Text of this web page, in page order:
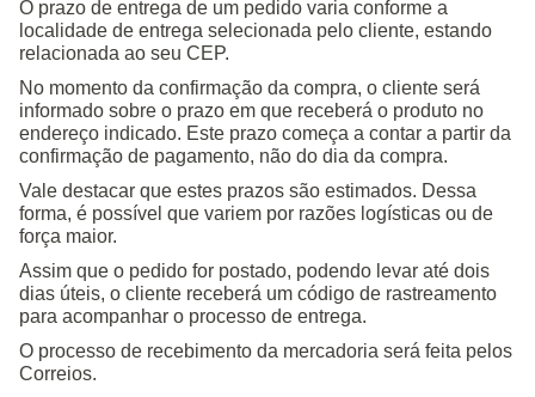
O prazo de entrega de um pedido varia conforme a
localidade de entrega selecionada pelo cliente, estando
relacionada ao seu CEP.
No momento da confirmação da compra, o cliente será
informado sobre o prazo em que receberá o produto no
endereço indicado. Este prazo começa a contar a partir da
confirmação de pagamento, não do dia da compra.
Vale destacar que estes prazos são estimados. Dessa
forma, é possível que variem por razões logísticas ou de
força maior.
Assim que o pedido for postado, podendo levar até dois
dias úteis, o cliente receberá um código de rastreamento
para acompanhar o processo de entrega.
O processo de recebimento da mercadoria será feita pelos
Correios.